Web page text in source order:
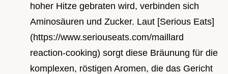
hoher Hitze gebraten wird, verbinden sich
Aminosäuren und Zucker. Laut [Serious Eats]
(https://www.seriouseats.com/maillard
reaction-cooking) sorgt diese Bräunung für die
komplexen, röstigen Aromen, die das Gericht